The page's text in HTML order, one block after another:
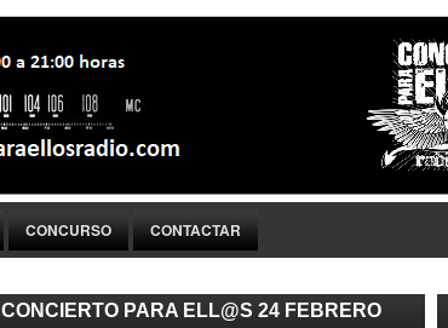
CONCURSO CONTACTAR
CONCIERTO PARA ELL@S 24 FEBRERO